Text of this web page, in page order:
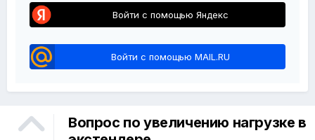
Войти с помощью Яндекс
Войти с помощью MAIL.RU
Вопрос по увеличению нагрузке в